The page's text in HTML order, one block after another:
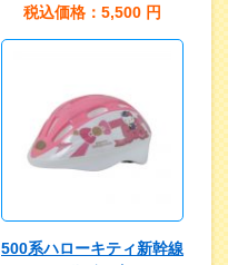
税込価格：5,500 円
500系ハローキティ新幹線